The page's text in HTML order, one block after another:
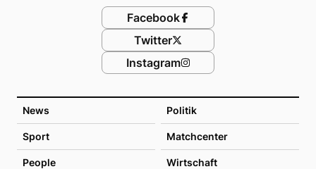
News Politik
Sport Matchcenter
People Wirtschaft
Facebook
Twitter
Instagram